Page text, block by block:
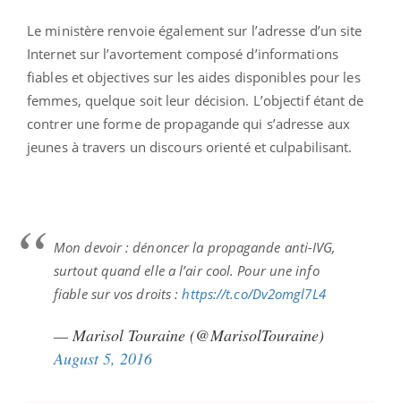
Le ministère renvoie également sur l’adresse d’un site
Internet sur l’avortement composé d’informations
fiables et objectives sur les aides disponibles pour les
femmes, quelque soit leur décision. L’objectif étant de
contrer une forme de propagande qui s’adresse aux
jeunes à travers un discours orienté et culpabilisant.
Mon devoir : dénoncer la propagande anti-IVG,
surtout quand elle a l’air cool. Pour une info
fiable sur vos droits :https://t.co/Dv2omgl7L4
— Marisol Touraine (@MarisolTouraine)
August 5, 2016